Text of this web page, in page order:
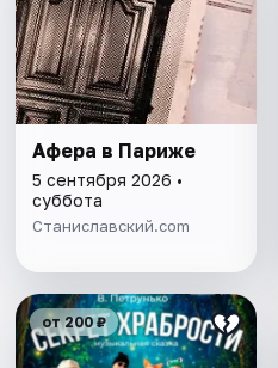
Афера в Париже
5 сентября 2026 •
суббота
Станиславcкий.com
от 200 ₽